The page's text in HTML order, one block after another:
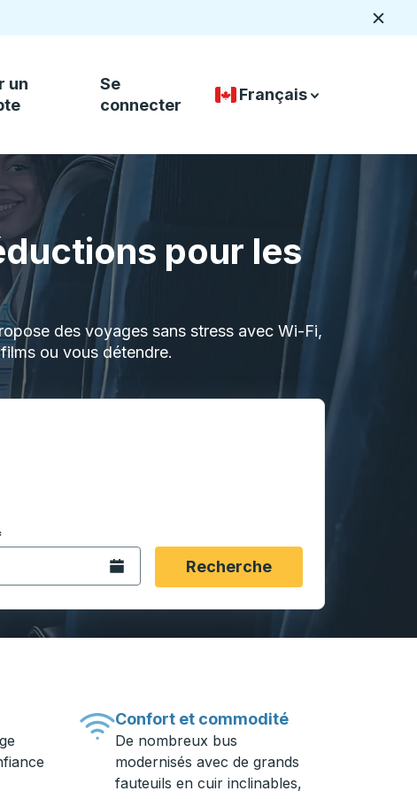
un
Se
connecter
Sélecteur de langue de
Français
down arrow
down arrow
pour les
des voyages sans stress avec Wi-Fi,
ou vous détendre.
pour accéder à la ville d'origine souhaitée, puis
options de localisation, puis utilisez les touches fléchées
format date Barre oblique du mois à 2 chiffres Barre
Ouvrez le calendrier.Recherche
Confort et commodité
De nombreux bus
modernisés avec de grands
fauteuils en cuir inclinables,